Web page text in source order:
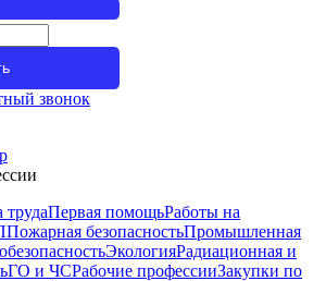
звонок
трудаПервая помощьРаботы на
Пожарная безопасностьПромышленная
ЭкологияРадиационная и
ГО и ЧСРабочие профессииЗакупки по